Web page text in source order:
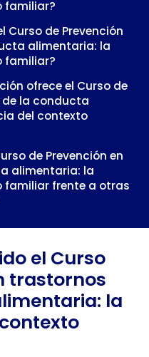
familiar?
Curso de Prevención
alimentaria: la
familiar?
ofrece el Curso de
de la conducta
del contexto
de Prevención en
alimentaria: la
frente a otras
el Curso de
del contexto familiar
el Curso
trastornos
la